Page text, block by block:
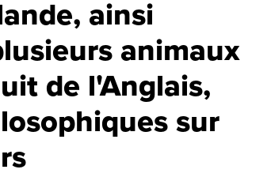
ainsi
animaux
de l'Anglais,
sur